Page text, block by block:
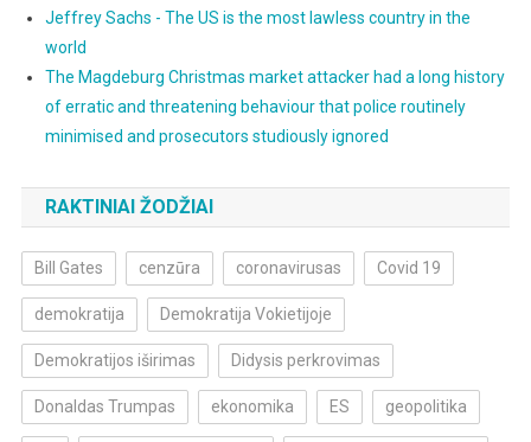
Jeffrey Sachs - The US is the most lawless country in the
world
The Magdeburg Christmas market attacker had a long history
of erratic and threatening behaviour that police routinely
minimised and prosecutors studiously ignored
RAKTINIAI ŽODŽIAI
Bill Gates cenzūra coronavirusas Covid 19
demokratija Demokratija Vokietijoje
Demokratijos iširimas Didysis perkrovimas
Donaldas Trumpas ekonomika ES geopolitika